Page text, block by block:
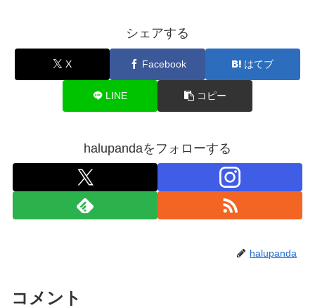
シェアする
X Facebook はてブ
LINE コピー
halupandaをフォローする
halupanda
コメント